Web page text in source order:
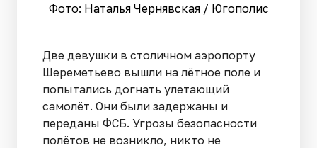
Фото: Наталья Чернявская / Югополис
Две девушки в столичном аэропорту
Шереметьево вышли на лётное поле и
попытались догнать улетающий
самолёт. Они были задержаны и
переданы ФСБ. Угрозы безопасности
полётов не возникло, никто не